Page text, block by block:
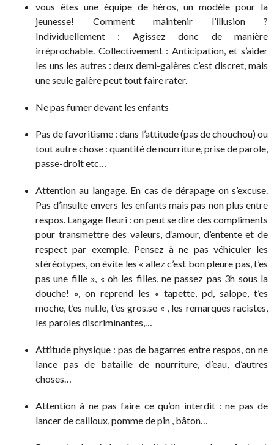
vous êtes une équipe de héros, un modèle pour la
jeunesse! Comment maintenir l’illusion ?
Individuellement : Agissez donc de manière
irréprochable. Collectivement : Anticipation, et s’aider
les uns les autres : deux demi-galères c’est discret, mais
une seule galère peut tout faire rater.
Ne pas fumer devant les enfants
Pas de favoritisme : dans l’attitude (pas de chouchou) ou
tout autre chose : quantité de nourriture, prise de parole,
passe-droit etc…
Attention au langage. En cas de dérapage on s’excuse.
Pas d’insulte envers les enfants mais pas non plus entre
respos. Langage fleuri : on peut se dire des compliments
pour transmettre des valeurs, d’amour, d’entente et de
respect par exemple. Pensez à ne pas véhiculer les
stéréotypes, on évite les « allez c’est bon pleure pas, t’es
pas une fille », « oh les filles, ne passez pas 3h sous la
douche! », on reprend les « tapette, pd, salope, t’es
moche, t’es nul.le, t’es gros.se « , les remarques racistes,
les paroles discriminantes,…
Attitude physique : pas de bagarres entre respos, on ne
lance pas de bataille de nourriture, d’eau, d’autres
choses…
Attention à ne pas faire ce qu’on interdit : ne pas de
lancer de cailloux, pomme de pin , bâton…